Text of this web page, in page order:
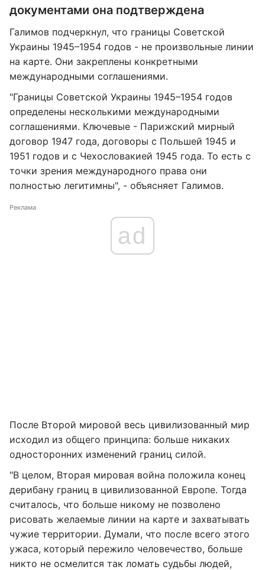
документами она подтверждена
Галимов подчеркнул, что границы Советской
Украины 1945–1954 годов - не произвольные линии
на карте. Они закреплены конкретными
международными соглашениями.
"Границы Советской Украины 1945–1954 годов
определены несколькими международными
соглашениями. Ключевые - Парижский мирный
договор 1947 года, договоры с Польшей 1945 и
1951 годов и с Чехословакией 1945 года. То есть с
точки зрения международного права они
полностью легитимны", - объясняет Галимов.
Реклама
ad
После Второй мировой весь цивилизованный мир
исходил из общего принципа: больше никаких
односторонних изменений границ силой.
"В целом, Вторая мировая война положила конец
дерибану границ в цивилизованной Европе. Тогда
считалось, что больше никому не позволено
рисовать желаемые линии на карте и захватывать
чужие территории. Думали, что после всего этого
ужаса, который пережило человечество, больше
никто не осмелится так ломать судьбы людей,